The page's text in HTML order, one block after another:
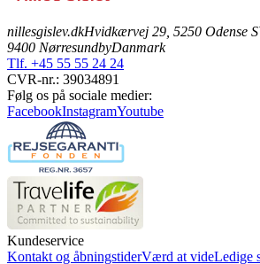
nillesgislev.dkHvidkærvej 29, 5250 Odense
9400 NørresundbyDanmark
Tlf. +45 55 55 24 24
CVR-nr.: 39034891
Følg os på sociale medier:
FacebookInstagramYoutube
Kundeservice
Kontakt og åbningstiderVærd at videLedige